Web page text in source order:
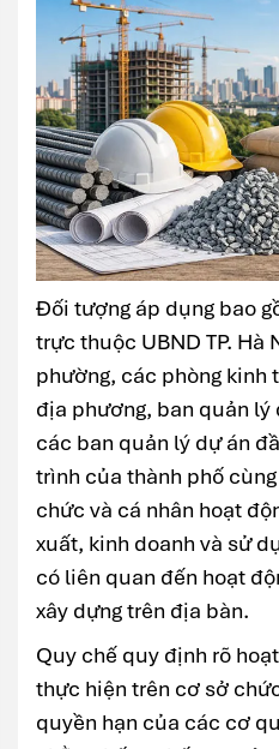
Đối tượng áp dụng bao
trực thuộc UBND TP. Hà
phường, các phòng kinh
địa phương, ban quản lý
các ban quản lý dự án
trình của thành phố
chức và cá nhân hoạt
xuất, kinh doanh và sử
có liên quan đến hoạt
xây dựng trên địa bàn.
Quy chế quy định rõ
thực hiện trên cơ sở
quyền hạn của các cơ